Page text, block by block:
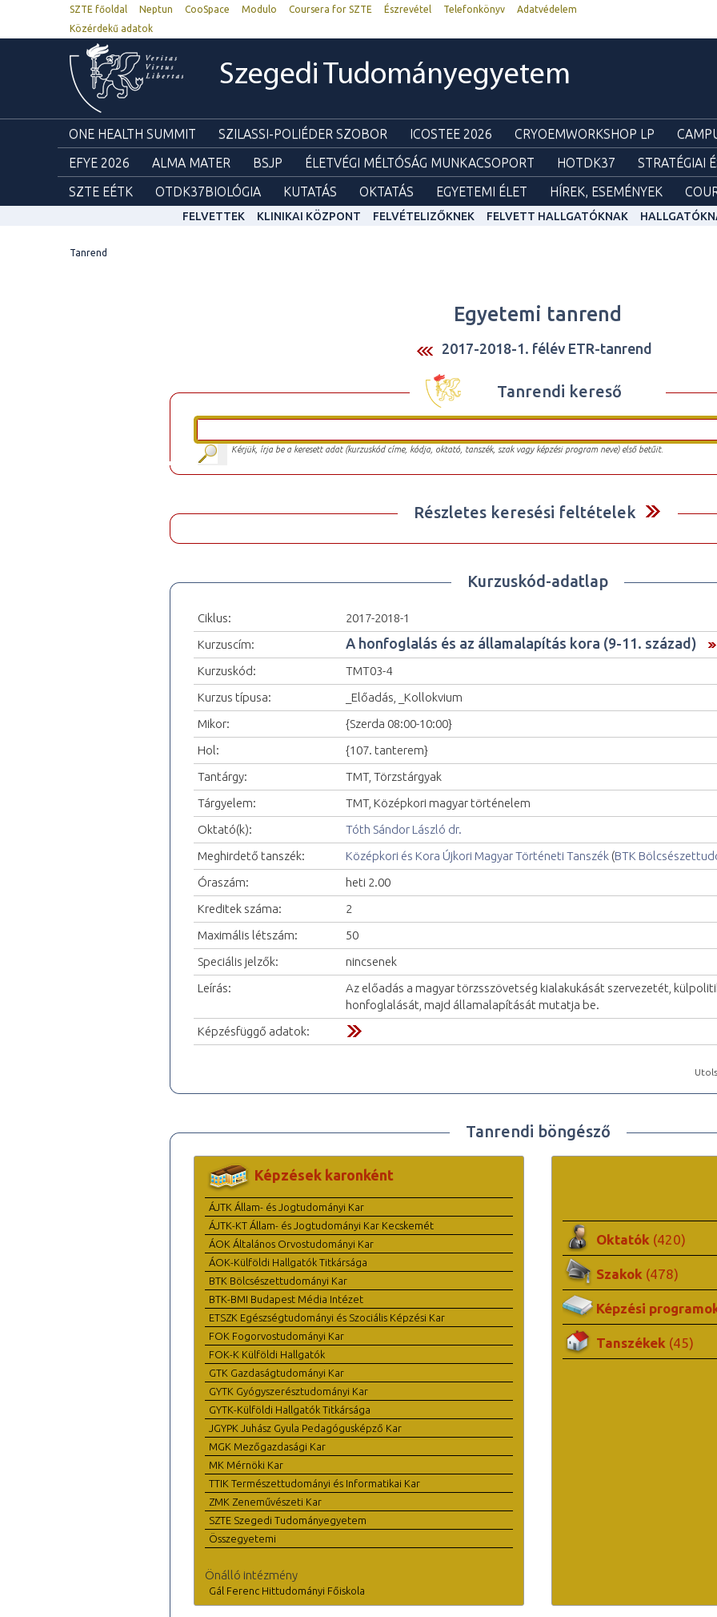
SZTE főoldal Neptun CooSpace Modulo Coursera for SZTE Észrevétel Telefonkönyv
Adatvédelem
Közérdekű adatok
Szegedi Tudományegyetem
ONE HEALTH SUMMIT SZILASSI-POLIÉDER SZOBOR ICOSTEE 2026 CRYOEMWORKSHOP LP
EFYE 2026
ALMA MATER BSJP ÉLETVÉGI MÉLTÓSÁG MUNKACSOPORT HOTDK37 STRATÉGIAI
SZTE EÉTK
OTDK37BIOLÓGIA KUTATÁS OKTATÁS EGYETEMI ÉLET HÍREK, ESEMÉNYEK
FELVETTEK KLINIKAI KÖZPONT FELVÉTELIZŐKNEK FELVETT HALLGATÓKNAK
Tanrend
Egyetemi tanrend
2017-2018-1. félév ETR-tanrend
Tanrendi kereső
Kérjük, írja be a keresett adat (kurzuskód címe, kódja, oktató, tanszék, szak vagy képzési program neve) első betűit.
Részletes keresési feltételek
Kurzuskód-adatlap
Ciklus:
2017-2018-1
Kurzuscím:
A honfoglalás és az államalapítás kora (9-11. század)
Kurzuskód:
TMT03-4
Kurzus típusa:
_Előadás, _Kollokvium
Mikor:
{Szerda 08:00-10:00}
Hol:
{107. tanterem}
Tantárgy:
TMT, Törzstárgyak
Tárgyelem:
TMT, Középkori magyar történelem
Oktató(k):
Tóth Sándor László dr.
Meghirdető tanszék:
Középkori és Kora Újkori Magyar Történeti Tanszék (BTK
Óraszám:
heti 2.00
Kreditek száma:
2
Maximális létszám:
50
Speciális jelzők:
nincsenek
Leírás:
Az előadás a magyar törzsszövetség kialakukását szervezetét,
honfoglalását, majd államalapítását mutatja be.
Képzésfüggő adatok:
Tanrendi böngésző
Képzések karonként
ÁJTK Állam- és Jogtudományi Kar
ÁJTK-KT Állam- és Jogtudományi Kar Kecskemét
ÁOK Általános Orvostudományi Kar
ÁOK-Külföldi Hallgatók Titkársága
BTK Bölcsészettudományi Kar
BTK-BMI Budapest Média Intézet
ETSZK Egészségtudományi és Szociális Képzési Kar
FOK Fogorvostudományi Kar
FOK-K Külföldi Hallgatók
GTK Gazdaságtudományi Kar
GYTK Gyógyszerésztudományi Kar
GYTK-Külföldi Hallgatók Titkársága
JGYPK Juhász Gyula Pedagógusképző Kar
MGK Mezőgazdasági Kar
MK Mérnöki Kar
TTIK Természettudományi és Informatikai Kar
ZMK Zeneművészeti Kar
SZTE Szegedi Tudományegyetem
Összegyetemi
Önálló intézmény
Gál Ferenc Hittudományi Főiskola
Oktatók (420)
Szakok (478)
Képzési
Tanszékek (45)